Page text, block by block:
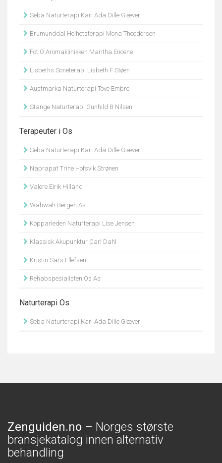
Seba Naturterapi Kari Ada Dille Giæver
Brumunddal Helhetsterapi Mona Theodorsen
Fot O Aromaklinikken Maritha Encene
Lisbeths Soneterapi Lisbeth F Støen
Austmarka Naturterapi Tove Embre
Stange Naturterapi Gunhild B Nilsen
Terapeuter i Os
Seba Naturterapi Kari Ada Dille Giæver
Naprapat Trine Hofsvik Strønen
Valere Eirik Hilland
Wahwah Bergen As
Kopparleden Naturterapi Lise Jensen
Klassisk Akupunktur Carl Dahl
Kristin Sars Ellefsen
Rehabspesialisten Os As
Naturterapi Os
Seba Naturterapi Kari Ada Dille Giæver
Zenguiden.no – Norges største
bransjekatalog innen alternativ
behandling